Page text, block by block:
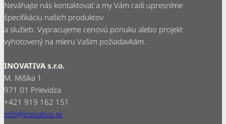
Neváhajte nás kontaktovať a my Vám radi upresníme
špecifikáciu našich produktov
a služieb. Vypracujeme cenovú ponuku alebo projekt
vyhotovený na mieru Vašim požiadavkám.
INOVATIVA s.r.o.
M. Mišíka 1
971 01 Prievidza
+421 919 162 151
info@inovativa.sk